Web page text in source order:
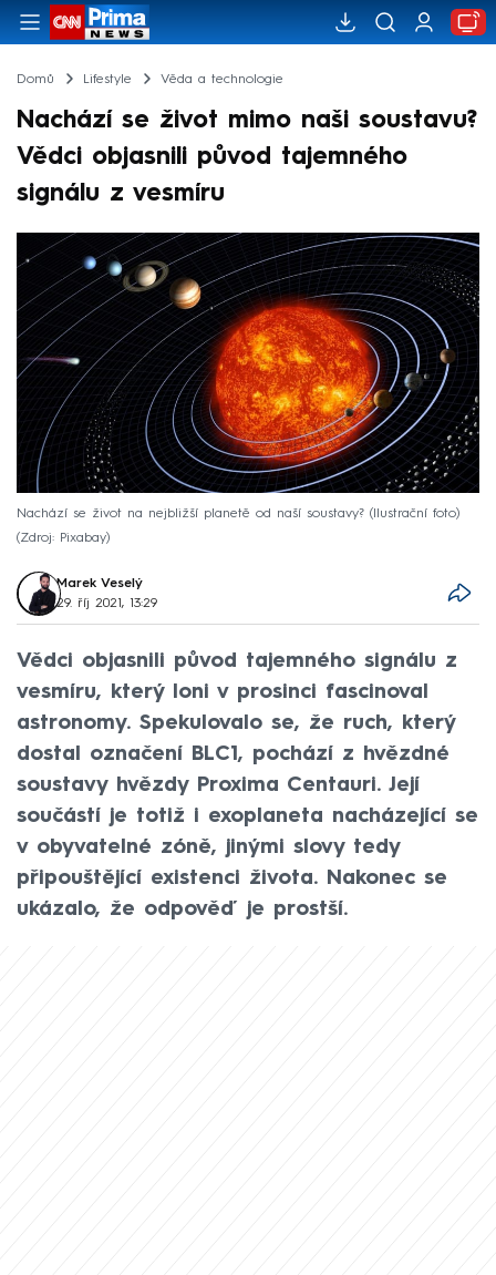
Domů Lifestyle Věda a technologie
Nachází se život mimo naši soustavu?
Vědci objasnili původ tajemného
signálu z vesmíru
Nachází se život na nejbližší planetě od naší soustavy? (Ilustrační foto)
Zdroj: Pixabay
Marek Veselý
29. říj 2021, 13:29
Vědci objasnili původ tajemného signálu z
vesmíru, který loni v prosinci fascinoval
astronomy. Spekulovalo se, že ruch, který
dostal označení BLC1, pochází z hvězdné
soustavy hvězdy Proxima Centauri. Její
součástí je totiž i exoplaneta nacházející se
v obyvatelné zóně, jinými slovy tedy
připouštějící existenci života. Nakonec se
ukázalo, že odpověď je prostší.